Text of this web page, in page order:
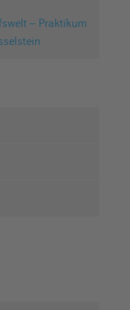
– Praktikum